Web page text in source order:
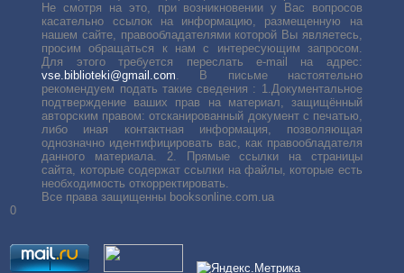
Не смотря на это, при возникновении у Вас вопросов
касательно ссылок на информацию, размещенную на
нашем сайте, правообладателями которой Вы являетесь,
просим обращаться к нам с интересующим запросом.
Для этого требуется переслать е-mail на адрес:
vse.biblioteki@gmail.com. В письме настоятельно
рекомендуем подать такие сведения : 1.Документальное
подтверждение ваших прав на материал, защищённый
авторским правом: отсканированный документ с печатью,
либо иная контактная информация, позволяющая
однозначно идентифицировать вас, как правообладателя
данного материала. 2. Прямые ссылки на страницы
сайта, которые содержат ссылки на файлы, которые есть
необходимость откорректировать.
Все права защищенны booksonline.com.ua
0